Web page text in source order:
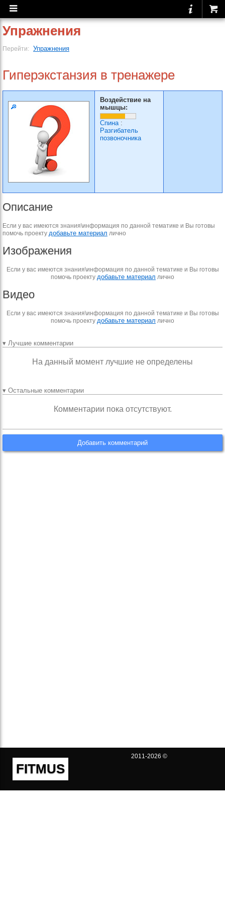
Упражнения
Перейти: Упражнения
Гиперэкстанзия в тренажере
Воздействие на
мышцы:
Спина:
Разгибатель
позвоночника
Описание
Если у вас имеются знания\информация по данной тематике и Вы готовы
помочь проекту добавьте материал лично
Изображения
Если у вас имеются знания\информация по данной тематике и Вы готовы
помочь проекту добавьте материал лично
Видео
Если у вас имеются знания\информация по данной тематике и Вы готовы
помочь проекту добавьте материал лично
▾ Лучшие комментарии
На данный момент лучшие не определены
▾ Остальные комментарии
Комментарии пока отсутствуют.
Добавить комментарий
FITMUS
2011-2026 ©